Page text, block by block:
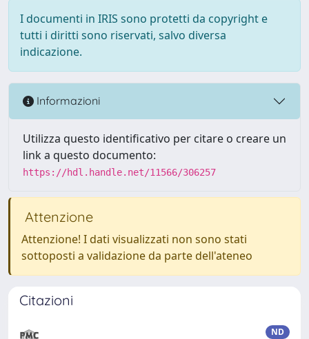
I documenti in IRIS sono protetti da copyright e
tutti i diritti sono riservati, salvo diversa
indicazione.
Informazioni
Utilizza questo identificativo per citare o creare un
link a questo documento:
https://hdl.handle.net/11566/306257
Attenzione
Attenzione! I dati visualizzati non sono stati
sottoposti a validazione da parte dell'ateneo
Citazioni
ND